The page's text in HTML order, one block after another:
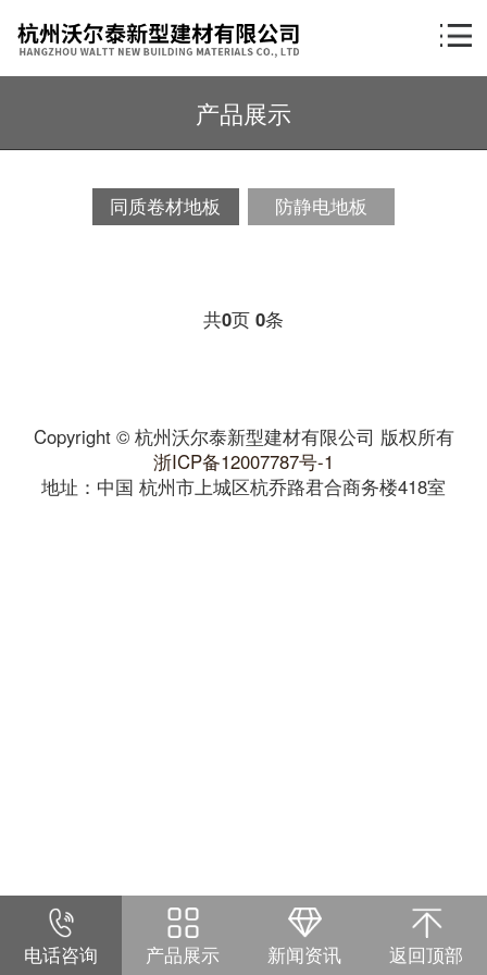
产品展示
同质卷材地板 防静电地板
共0页 0条
Copyright © 杭州沃尔泰新型建材有限公司 版权所有
浙ICP备12007787号-1
地址：中国 杭州市上城区杭乔路君合商务楼418室
电话咨询 产品展示 新闻资讯 返回顶部